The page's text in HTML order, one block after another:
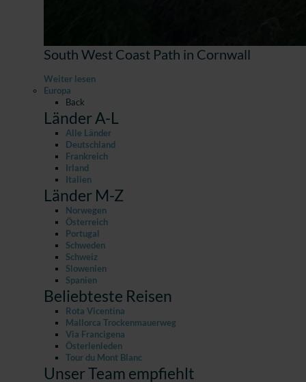
South West Coast Path in Cornwall
Weiter lesen
Europa
Back
Länder A-L
Alle Länder
Deutschland
Frankreich
Irland
Italien
Länder M-Z
Norwegen
Österreich
Portugal
Schweden
Schweiz
Slowenien
Spanien
Beliebteste Reisen
Rota Vicentina
Mallorca Trockenmauerweg
Via Francigena
Österlenleden
Tour du Mont Blanc
Unser Team empfiehlt